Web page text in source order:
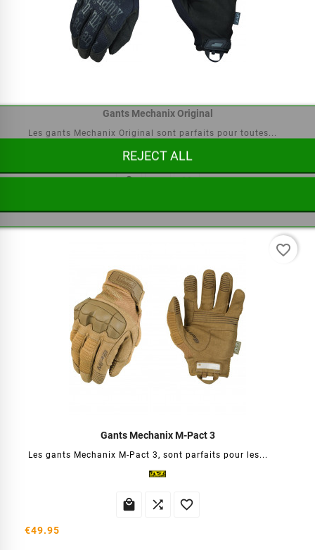
Gants Mechanix Original
Les gants Mechanix Original sont parfaits pour toutes...
€24.95
Gants Mechanix M-Pact 3
Les gants Mechanix M-Pact 3, sont parfaits pour les...
  
€49.95
favorite_border
REJECT ALL